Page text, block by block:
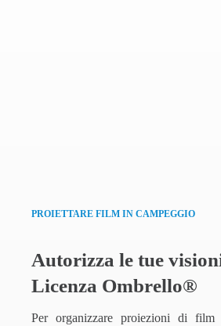
PROIETTARE FILM IN CAMPEGGIO
Autorizza le tue
Licenza Ombrello®
Per organizzare proiezioni di film